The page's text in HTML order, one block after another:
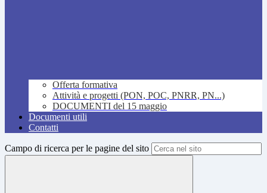
Offerta formativa
Attività e progetti (PON, POC, PNRR, PN...)
DOCUMENTI del 15 maggio
Documenti utili
Contatti
Campo di ricerca per le pagine del sito